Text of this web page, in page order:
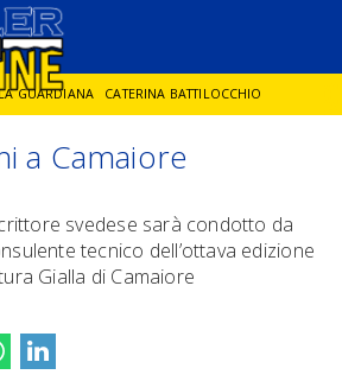
GUARDIANA CATERINA BATTILOCCHIO
IN CORNICE GIANCARLO DE CATALDO
a Camaiore
svedese sarà condotto da
tecnico dell’ottava edizione
Gialla di Camaiore